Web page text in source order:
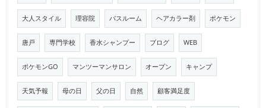
大人スタイル 理容院 バスルーム ヘアカラー剤 ポケモン
唐戸 専門学校 香水シャンプー ブログ WEB
ポケモンGO マンツーマンサロン オープン キャンプ
天気予報 母の日 父の日 自然 顧客満足度